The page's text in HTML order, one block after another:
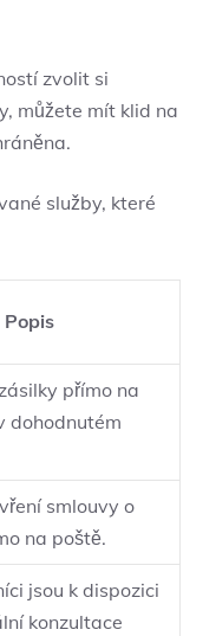
zvolit si
můžete mít klid na
služby, které
Popis
přímo na
dohodnutém
smlouvy o
na poště.
jsou k dispozici
konzultace